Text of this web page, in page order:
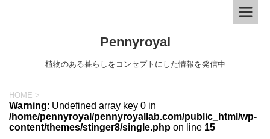
Pennyroyal
植物のある暮らしをコンセプトにした情報を発信中
HOME >
Warning: Undefined array key 0 in
/home/pennyroyal/pennyroyallab.com/public_html/wp-
content/themes/stinger8/single.php on line 15